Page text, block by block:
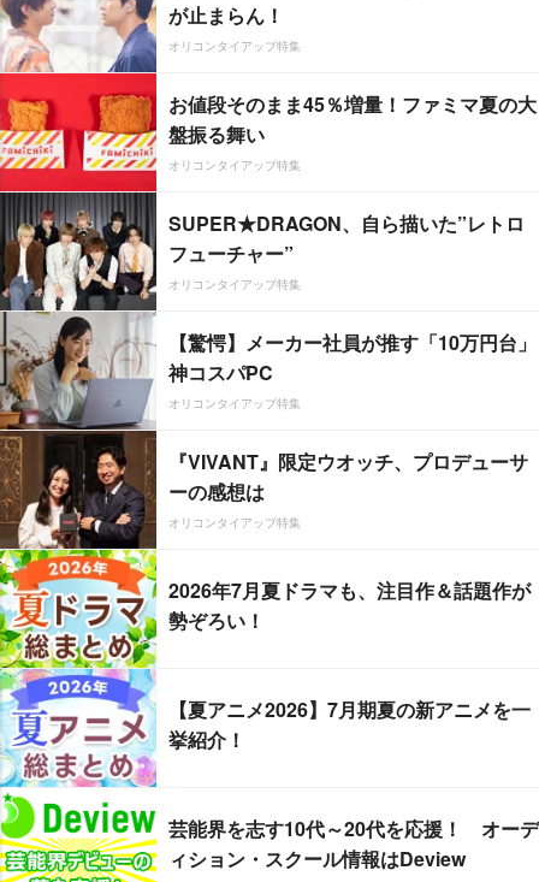
が止まらん！
オリコンタイアップ特集
お値段そのまま45％増量！ファミマ夏の大
盤振る舞い
オリコンタイアップ特集
SUPER★DRAGON、自ら描いた”レトロ
フューチャー”
オリコンタイアップ特集
【驚愕】メーカー社員が推す「10万円台」
神コスパPC
オリコンタイアップ特集
『VIVANT』限定ウオッチ、プロデューサ
ーの感想は
オリコンタイアップ特集
2026年7月夏ドラマも、注目作＆話題作が
勢ぞろい！
【夏アニメ2026】7月期夏の新アニメを一
挙紹介！
芸能界を志す10代～20代を応援！ オーデ
ィション・スクール情報はDeview